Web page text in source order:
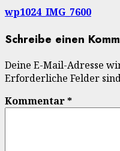
wp1024_IMG_7600
Schreibe einen
Deine E-Mail-Adresse
Erforderliche Felder
Kommentar*